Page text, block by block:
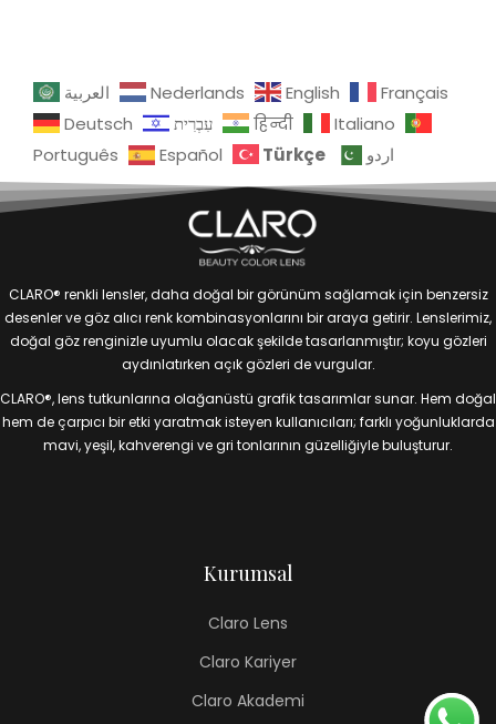
العربية Nederlands English
Français
Deutsch
עִבְרִית हिन्दी
Italiano
Português
Español Türkçe اردو
CLARO® renkli lensler, daha doğal bir görünüm sağlamak için benzersiz
desenler ve göz alıcı renk kombinasyonlarını bir araya getirir. Lenslerimiz,
doğal göz renginizle uyumlu olacak şekilde tasarlanmıştır; koyu gözleri
aydınlatırken açık gözleri de vurgular.
CLARO®, lens tutkunlarına olağanüstü grafik tasarımlar sunar. Hem doğal
hem de çarpıcı bir etki yaratmak isteyen kullanıcıları; farklı yoğunluklarda
mavi, yeşil, kahverengi ve gri tonlarının güzelliğiyle buluşturur.
Kurumsal
Claro Lens
Claro Kariyer
Claro Akademi